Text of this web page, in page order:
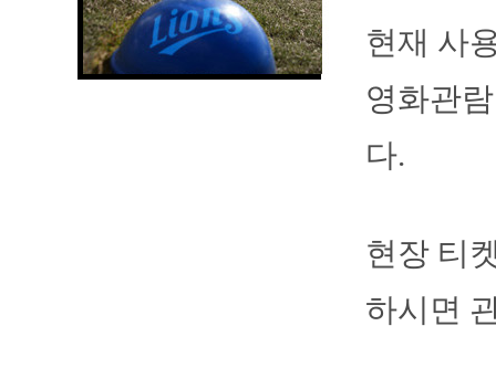
현재 사
영화관
다.
현장 티
하시면